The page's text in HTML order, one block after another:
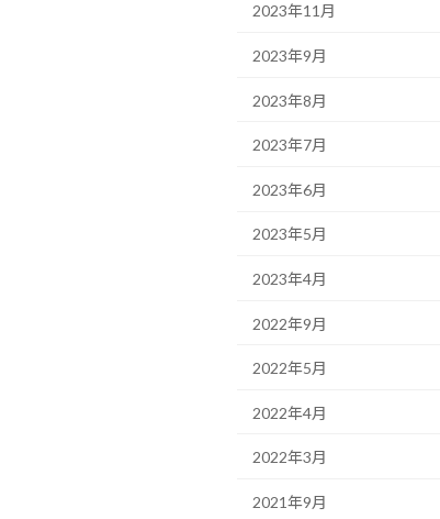
2023年11月
2023年9月
2023年8月
2023年7月
2023年6月
2023年5月
2023年4月
2022年9月
2022年5月
2022年4月
2022年3月
2021年9月